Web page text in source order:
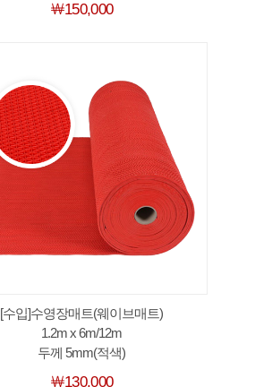
￦150,000
[수입]수영장매트(웨이브매트)
1.2m x 6m/12m
두께 5mm(적색)
￦130,000